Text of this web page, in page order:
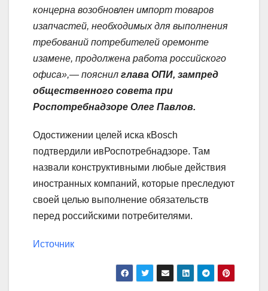
концерна возобновлен импорт товаров
изапчастей, необходимых для выполнения
требований потребителей оремонте
изамене, продолжена работа российского
офиса»,— пояснил глава ОПИ, зампред
общественного совета при
Роспотребнадзоре Олег Павлов.
Одостижении целей иска кВosch
подтвердили ивРоспотребнадзоре. Там
назвали конструктивными любые действия
иностранных компаний, которые преследуют
своей целью выполнение обязательств
перед российскими потребителями.
Источник